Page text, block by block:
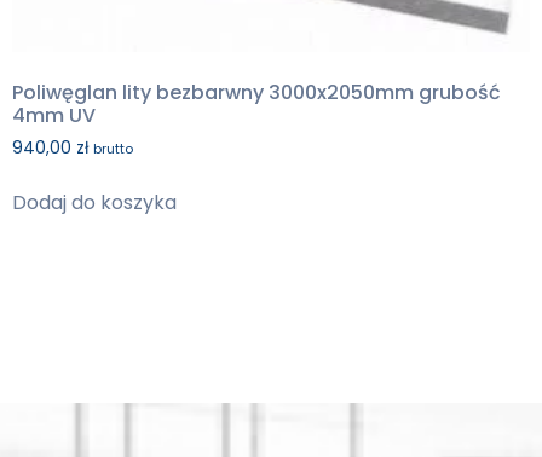
Poliwęglan lity bezbarwny 3000x2050mm grubość
4mm UV
940,00 zł brutto
Dodaj do koszyka